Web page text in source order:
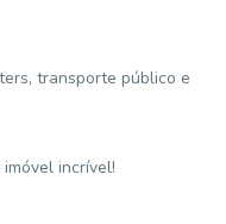
transporte público e
incrível!